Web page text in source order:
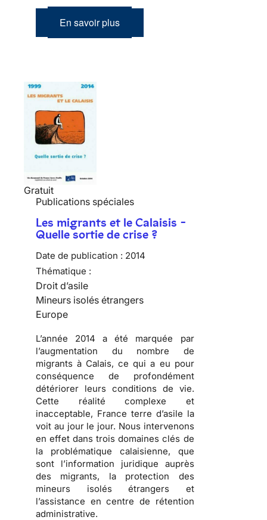
En savoir plus
Gratuit
Publications spéciales
Les migrants et le Calaisis -
Quelle sortie de crise ?
Date de publication : 2014
Thématique :
Droit d’asile
Mineurs isolés étrangers
Europe
L’année 2014 a été marquée par
l’augmentation du nombre de
migrants à Calais, ce qui a eu pour
conséquence de profondément
détériorer leurs conditions de vie.
Cette réalité complexe et
inacceptable, France terre d’asile la
voit au jour le jour. Nous intervenons
en effet dans trois domaines clés de
la problématique calaisienne, que
sont l’information juridique auprès
des migrants, la protection des
mineurs isolés étrangers et
l’assistance en centre de rétention
administrative.